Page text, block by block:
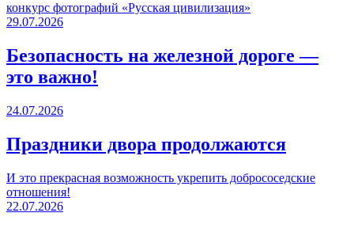
конкурс фотографий «Русская цивилизация»
29.07.2026
Безопасность на железной дороге —
это важно!
24.07.2026
Праздники двора продолжаются
И это прекрасная возможность укрепить добрососедские
отношения!
22.07.2026